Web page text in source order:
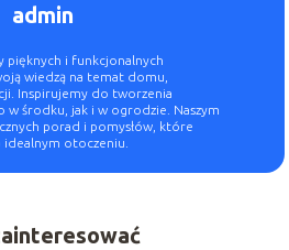
admin
pięknych i funkcjonalnych
wiedzą na temat domu,
Inspirujemy do tworzenia
w środku, jak i w ogrodzie. Naszym
porad i pomysłów, które
idealnym otoczeniu.